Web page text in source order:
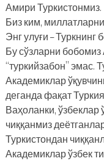
Амири Туркистонмиз.
Биз ким,
Энг улуғи – Туркнинг
Бу сўзларни
“туркийзабон” эмас.
Академиклар
деганда фақат
Ваҳоланки, ўзбеклар
чиққанмиз
Туркистондан
Академиклар ўзбек